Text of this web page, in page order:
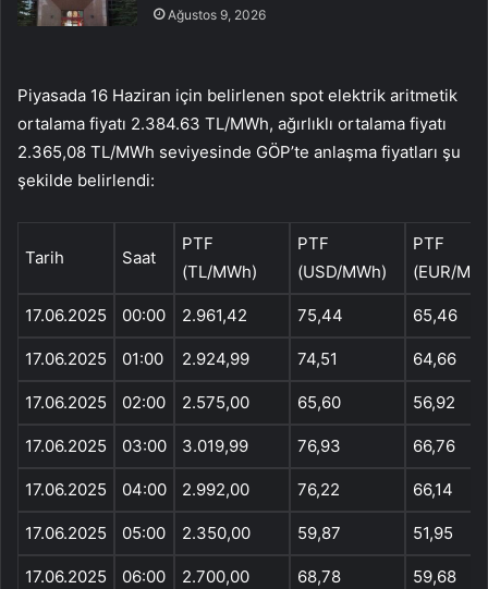
Ağustos 9, 2026
Piyasada 16 Haziran için belirlenen spot elektrik aritmetik
ortalama fiyatı 2.384.63 TL/MWh, ağırlıklı ortalama fiyatı
2.365,08 TL/MWh seviyesinde GÖP’te anlaşma fiyatları şu
şekilde belirlendi:
Tarih Saat
PTF
(TL/MWh)
PTF
(USD/MWh)
PTF
(EUR/
17.06.2025 00:00 2.961,42 75,44 65,46
17.06.2025 01:00 2.924,99 74,51 64,66
17.06.2025 02:00 2.575,00 65,60 56,92
17.06.2025 03:00 3.019,99 76,93 66,76
17.06.2025 04:00 2.992,00 76,22 66,14
17.06.2025 05:00 2.350,00 59,87 51,95
17.06.2025 06:00 2.700,00 68,78 59,68